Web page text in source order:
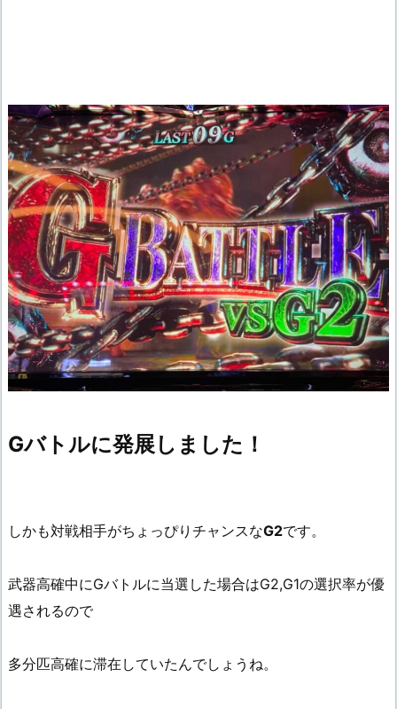
Gバトルに発展しました！
しかも対戦相手がちょっぴりチャンスなG2です。
武器高確中にGバトルに当選した場合はG2,G1の選択率が優
遇されるので
多分匹高確に滞在していたんでしょうね。